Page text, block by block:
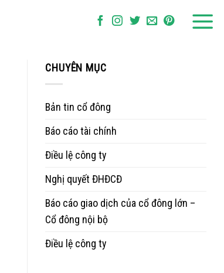
CHUYÊN MỤC
Bản tin cổ đông
Báo cáo tài chính
Điều lệ công ty
Nghị quyết ĐHĐCĐ
Báo cáo giao dịch của cổ đông lớn –
Cổ đông nội bộ
Điều lệ công ty